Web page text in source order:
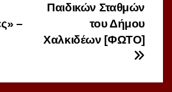
Παιδικών Σταθμών
του Δήμου
Χαλκιδέων [ΦΩΤΟ]
–